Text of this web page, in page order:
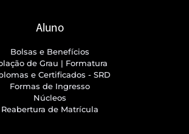
Aluno
Bolsas e Benefícios
de Grau | Formatura
e Certificados - SRD
Formas de Ingresso
Núcleos
Reabertura de Matrícula